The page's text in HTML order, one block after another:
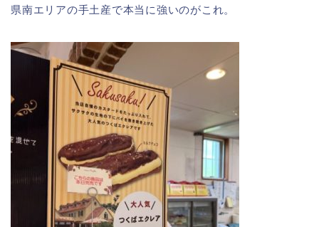
県南エリアの手土産で本当に強いのがこれ。